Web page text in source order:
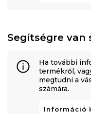
Segítségre van
Ha további
termékről,
megtudni a
számára.
Információ